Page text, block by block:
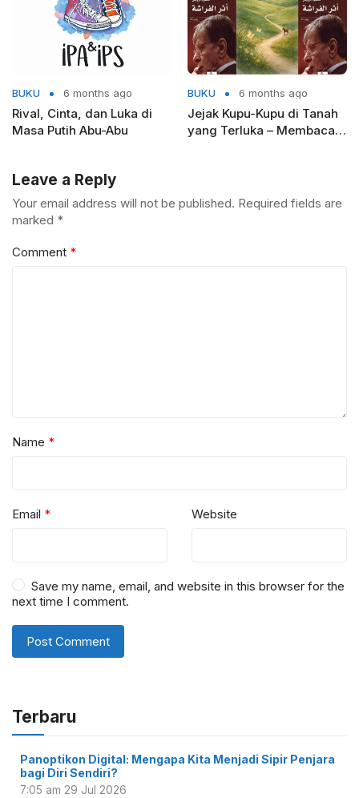
BUKU 6 months ago
Rival, Cinta, dan Luka di
Masa Putih Abu-Abu
BUKU 6 months ago
Jejak Kupu-Kupu di Tanah
yang Terluka – Membaca
Leave a Reply
Your email address will not be published. Required fields are
marked *
Comment *
Name *
Email * Website
Save my name, email, and website in this browser for the
next time I comment.
Terbaru
Panoptikon Digital: Mengapa Kita Menjadi Sipir Penjara
bagi Diri Sendiri?
7:05 am 29 Jul 2026